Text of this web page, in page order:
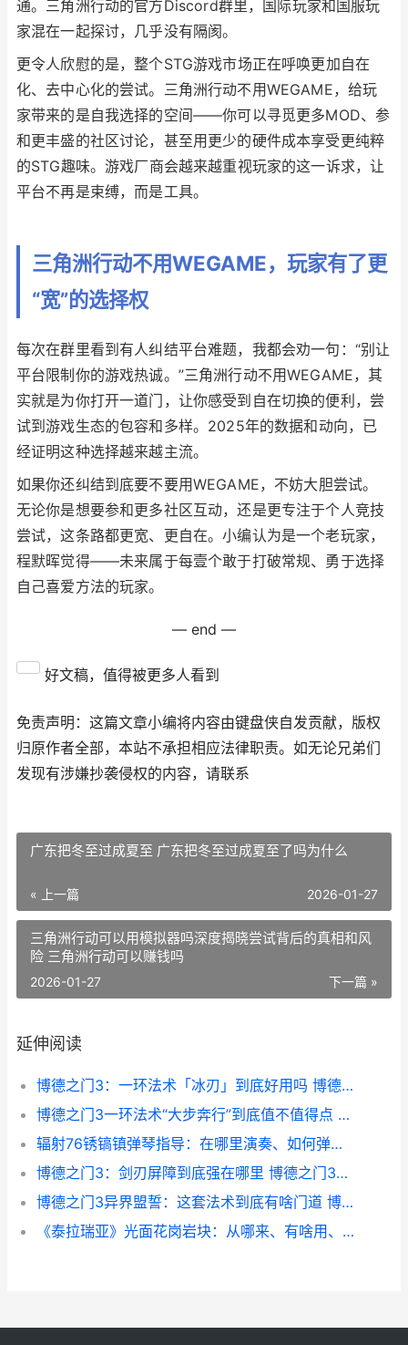
通。三角洲行动的官方Discord群里，国际玩家和国服玩
家混在一起探讨，几乎没有隔阂。
更令人欣慰的是，整个STG游戏市场正在呼唤更加自在
化、去中心化的尝试。三角洲行动不用WEGAME，给玩
家带来的是自我选择的空间——你可以寻觅更多MOD、参
和更丰盛的社区讨论，甚至用更少的硬件成本享受更纯粹
的STG趣味。游戏厂商会越来越重视玩家的这一诉求，让
平台不再是束缚，而是工具。
三角洲行动不用WEGAME，玩家有了更
“宽”的选择权
每次在群里看到有人纠结平台难题，我都会劝一句：“别让
平台限制你的游戏热诚。”三角洲行动不用WEGAME，其
实就是为你打开一道门，让你感受到自在切换的便利，尝
试到游戏生态的包容和多样。2025年的数据和动向，已
经证明这种选择越来越主流。
如果你还纠结到底要不要用WEGAME，不妨大胆尝试。
无论你是想要参和更多社区互动，还是更专注于个人竞技
尝试，这条路都更宽、更自在。小编认为是一个老玩家，
程默晖觉得——未来属于每壹个敢于打破常规、勇于选择
自己喜爱方法的玩家。
— end —
好文稿，值得被更多人看到
免责声明：这篇文章小编将内容由键盘侠自发贡献，版权
归原作者全部，本站不承担相应法律职责。如无论兄弟们
发现有涉嫌抄袭侵权的内容，请联系
广东把冬至过成夏至 广东把冬至过成夏至了吗为什么
« 上一篇 2026-01-27
三角洲行动可以用模拟器吗深度揭晓尝试背后的真相和风
险 三角洲行动可以赚钱吗
下一篇 »
2026-01-27
延伸阅读
博德之门3：一环法术「冰刃」到底好用吗 博德之门3一化众多法阵
博德之门3一环法术“大步奔行”到底值不值得点 博德之门3一环和二环法术区别
辐射76锈镐镇弹琴指导：在哪里演奏、如何弹、要注意啥 辐射76 生锈的钥匙
博德之门3：剑刃屏障到底强在哪里 博德之门3剑咏者
博德之门3异界盟誓：这套法术到底有啥门道 博德之门3异界誓缚能抓什么
《泰拉瑞亚》光面花岗岩块：从哪来、有啥用、值得刷吗 泰拉瑞亚光之女皇掉落物品一览